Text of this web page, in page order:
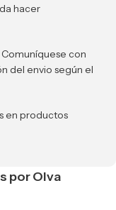
hacer
Comuníquese con
del envio según el
en productos
por Olva